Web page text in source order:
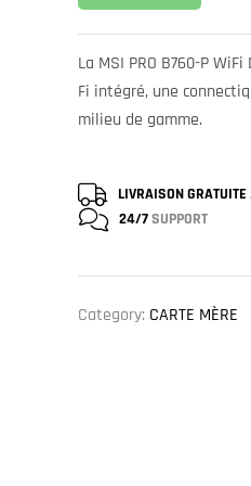
La MSI PRO B760-P
Fi intégré, une
milieu de gamme.
LIVRAISON GRATUITE
24/7SUPPORT
Category: CARTE MÈRE